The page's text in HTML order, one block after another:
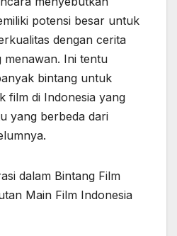
potensi besar untuk
dengan cerita
menawan. Ini tentu
bintang untuk
film di Indonesia yang
yang berbeda dari
dalam Bintang Film
Main Film Indonesia